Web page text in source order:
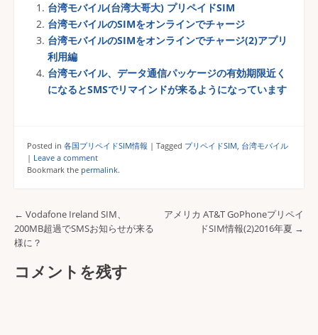
台湾モバイル(台湾大哥大) プリペイドSIM
台湾モバイルのSIMをオンラインでチャージ
台湾モバイルのSIMをオンラインでチャージ(2)アプリ
利用編
台湾モバイル、データ通信パッケージの有効期限近く
になるとSMSでリマインドが来るようになっています
Posted in 各国プリペイドSIM情報 | Tagged プリペイドSIM 台湾モバイル
| Leave a comment
Bookmark the permalink.
Post navigation
← Vodafone Ireland SIM、
200MB超過でSMSお知らせが来る
様に？
アメリカ AT&T GoPhoneプリペイ
ドSIM情報(2)2016年夏 →
コメントを残す